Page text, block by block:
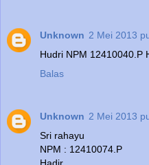
Unknown 2 Mei 2013
Hudri NPM 12410040.P
Balas
Unknown 2 Mei 2013
Sri rahayu
NPM : 12410074.P